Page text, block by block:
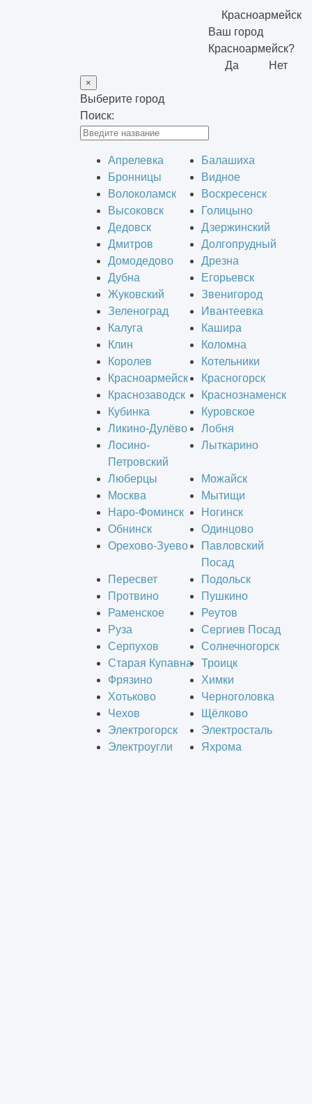
Красноармейск
Ваш город
Красноармейск?
Да
Нет
×
Выберите город
Поиск:
Апрелевка
Балашиха
Бронницы
Видное
Волоколамск
Воскресенск
Высоковск
Голицыно
Дедовск
Дзержинский
Дмитров
Долгопрудный
Домодедово
Дрезна
Дубна
Егорьевск
Жуковский
Звенигород
Зеленоград
Ивантеевка
Калуга
Кашира
Клин
Коломна
Королев
Котельники
Красноармейск
Красногорск
Краснозаводск
Краснознаменск
Кубинка
Куровское
Ликино-Дулёво
Лобня
Лосино-
Петровский
Лыткарино
Люберцы
Можайск
Москва
Мытищи
Наро-Фоминск
Ногинск
Обнинск
Одинцово
Орехово-Зуево
Павловский
Посад
Пересвет
Подольск
Протвино
Пушкино
Раменское
Реутов
Руза
Сергиев Посад
Серпухов
Солнечногорск
Старая Купавна
Троицк
Фрязино
Химки
Хотьково
Черноголовка
Чехов
Щёлково
Электрогорск
Электросталь
Электроугли
Яхрома